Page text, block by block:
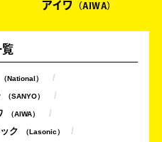
アイワ AIWA
覧
National
SANYO
AIWA
ク Lasonic